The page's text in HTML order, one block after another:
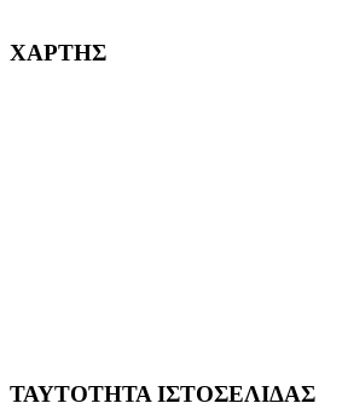
ΧΑΡΤΗΣ
ΤΑΥΤΟΤΗΤΑ ΙΣΤΟΣΕΛΙΔΑΣ